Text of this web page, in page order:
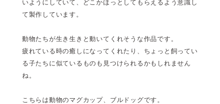
いようにしていて、どこかほっとしてもらえるよう意識し
て製作しています。
動物たちが生き生きと動いてくれそうな作品です。
疲れている時の癒しになってくれたり、ちょっと飼ってい
る子たちに似ているものも見つけられるかもしれません
ね。
こちらは動物のマグカップ、ブルドッグです。